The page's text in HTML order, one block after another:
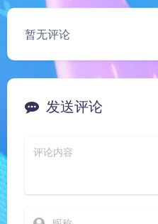
豆
暂无评论
发送评论